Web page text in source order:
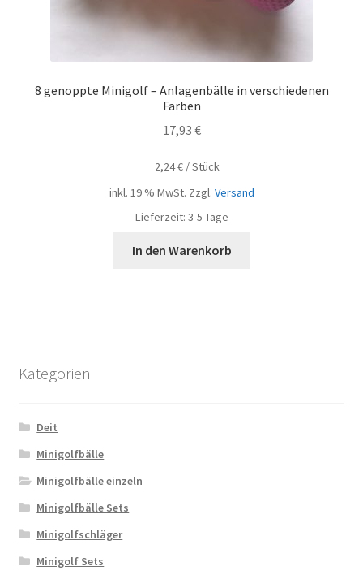
8 genoppte Minigolf – Anlagenbälle in verschiedenen
Farben
17,93 €
2,24€ /Stück
inkl. 19 % MwSt. Zzgl. Versand
Lieferzeit: 3-5 Tage
In den Warenkorb
Kategorien
Deit
Minigolfbälle
Minigolfbälle einzeln
Minigolfbälle Sets
Minigolfschläger
Minigolf Sets